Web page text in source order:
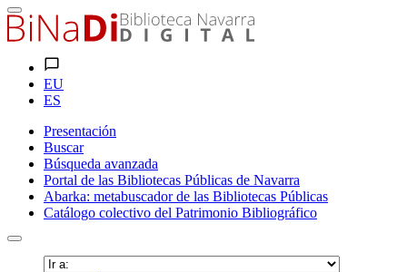
EU
ES
Presentación
Buscar
Búsqueda avanzada
Portal de las Bibliotecas Públicas de Navarra
Abarka: metabuscador de las Bibliotecas Públicas
Catálogo colectivo del Patrimonio Bibliográfico